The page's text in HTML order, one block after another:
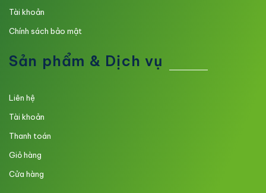
Tài khoản
Chính sách bảo mật
Sản phẩm & Dịch vụ
Liên hệ
Tài khoản
Thanh toán
Giỏ hàng
Cửa hàng